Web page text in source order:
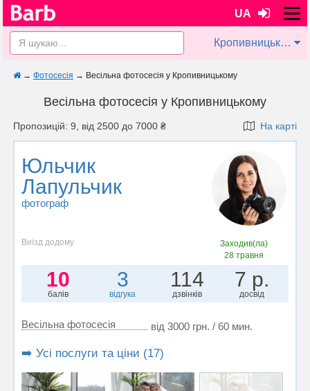
UA
Кропивницький
→ Фотосесія → Весільна фотосесія у Кропивницькому
Весільна фотосесія у Кропивницькому
Пропозицій: 9, від 2500 до 7000 ₴ На карті
Юльчик
Лапульчик
фотограф
Виїзд додому
Заходив(ла)
28 травня
10
балів
3
відгука
114
дзвінків
7 р.
досвід
Весільна фотосесія від 3000 грн. / 60 мин.
➡️ Усі послуги та ціни (17)